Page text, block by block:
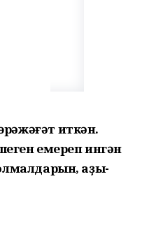
иткән.
емереп ингән
аҙыҡ-